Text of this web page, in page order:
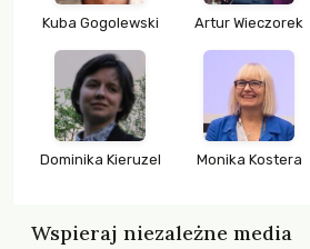
Kuba Gogolewski Artur Wieczorek
Dominika Kieruzel Monika Kostera
Wspieraj niezależne media